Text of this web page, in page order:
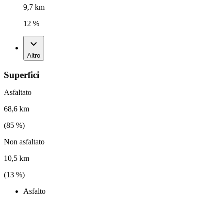
9,7 km
12 %
Altro
Superfici
Asfaltato
68,6 km
(85 %)
Non asfaltato
10,5 km
(13 %)
Asfalto